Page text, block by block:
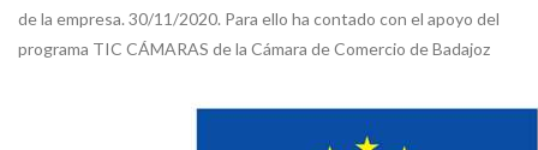
de la empresa. 30/11/2020. Para ello ha contado con el apoyo del
programa TIC CÁMARAS de la Cámara de Comercio de Badajoz